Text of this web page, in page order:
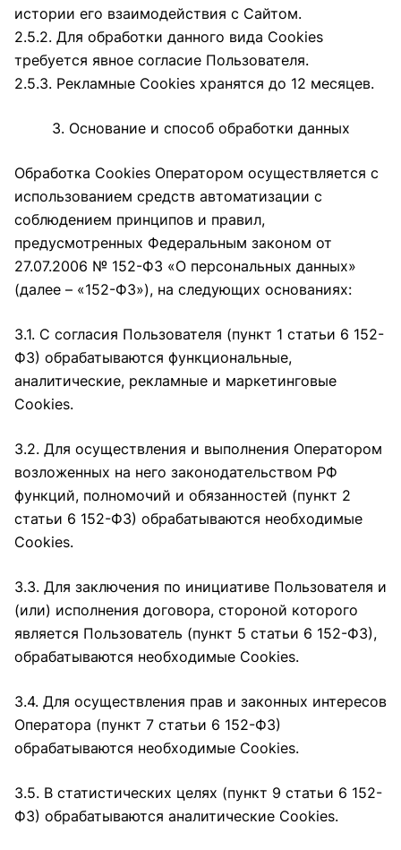
истории его взаимодействия с Сайтом.
2.5.2. Для обработки данного вида Cookies
требуется явное согласие Пользователя.
2.5.3. Рекламные Cookies хранятся до 12 месяцев.
3. Основание и способ обработки данных
Обработка Cookies Оператором осуществляется с
использованием средств автоматизации с
соблюдением принципов и правил,
предусмотренных Федеральным законом от
27.07.2006 № 152-ФЗ «О персональных данных»
(далее – «152-ФЗ»), на следующих основаниях:
3.1. С согласия Пользователя (пункт 1 статьи 6 152-
ФЗ) обрабатываются функциональные,
аналитические, рекламные и маркетинговые
Cookies.
3.2. Для осуществления и выполнения Оператором
возложенных на него законодательством РФ
функций, полномочий и обязанностей (пункт 2
статьи 6 152-ФЗ) обрабатываются необходимые
Cookies.
3.3. Для заключения по инициативе Пользователя и
(или) исполнения договора, стороной которого
является Пользователь (пункт 5 статьи 6 152-ФЗ),
обрабатываются необходимые Cookies.
3.4. Для осуществления прав и законных интересов
Оператора (пункт 7 статьи 6 152-ФЗ)
обрабатываются необходимые Cookies.
3.5. В статистических целях (пункт 9 статьи 6 152-
ФЗ) обрабатываются аналитические Cookies.